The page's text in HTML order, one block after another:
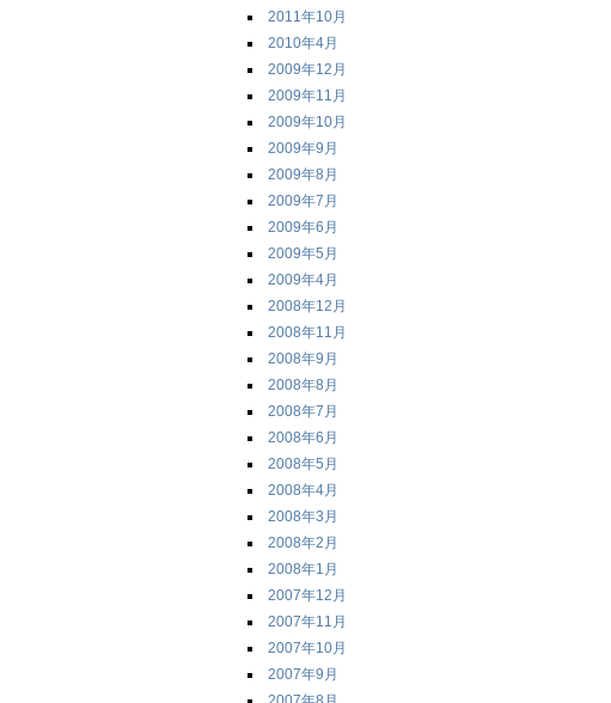
2011年10月
2010年4月
2009年12月
2009年11月
2009年10月
2009年9月
2009年8月
2009年7月
2009年6月
2009年5月
2009年4月
2008年12月
2008年11月
2008年9月
2008年8月
2008年7月
2008年6月
2008年5月
2008年4月
2008年3月
2008年2月
2008年1月
2007年12月
2007年11月
2007年10月
2007年9月